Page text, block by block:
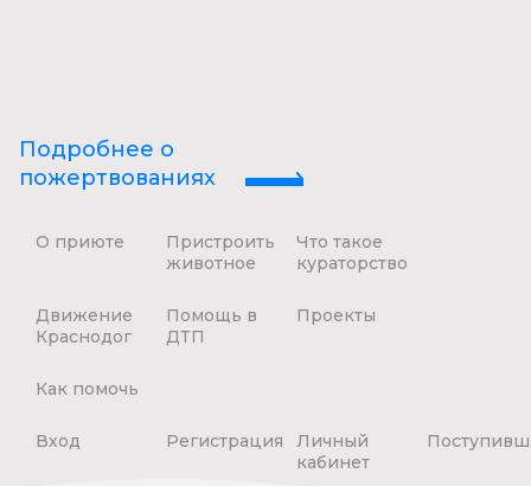
Подробнее о
пожертвованиях
О приюте
Пристроить
животное
Что такое
кураторство
Движение
Краснодог
Помощь в
ДТП
Проекты
Как помочь
Вход Регистрация
Личный
кабинет